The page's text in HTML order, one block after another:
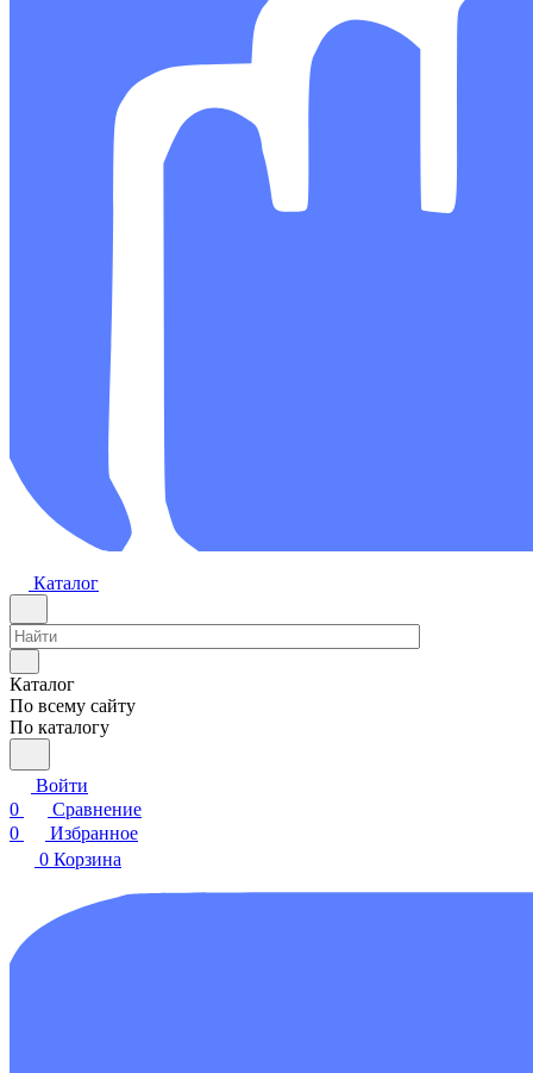
Каталог
Каталог
По всему сайту
По каталогу
Войти
0
Сравнение
0
Избранное
0 Корзина